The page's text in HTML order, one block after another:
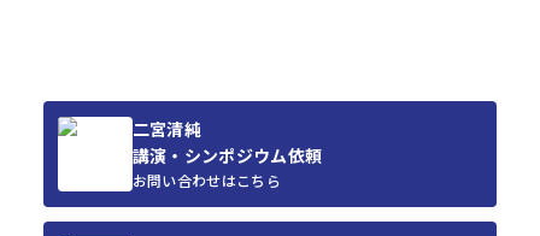
二宮清純
講演・シンポジウム依頼
お問い合わせはこちら